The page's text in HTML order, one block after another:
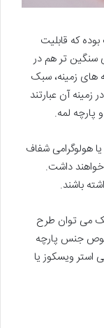
که قابلیت
سنگین تر هم در
های زمینه، سبک
زمینه آن عبارتند
پارچه لمه.
هولوگرامی شفاف
داشت.
باشند.
می توان طرح
جنس پارچه
استر ویسکوز یا